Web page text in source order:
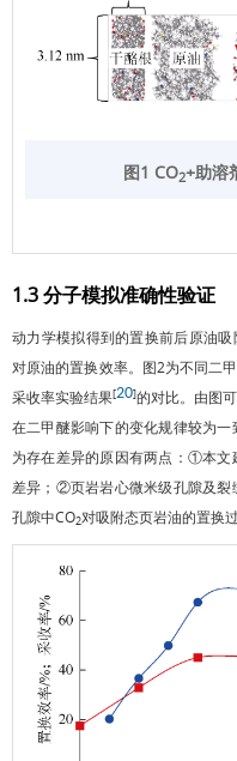
图1 CO2+助溶
1.3 分子模拟准确性验证
动力学模拟得到的置换前后原油
对原油的置换效率。 图2为不同二
采收率实验结果[20]的对比。由图
在二甲醚影响下的变化规律较为
为存在差异的原因有两点：①本文
差异；②页岩岩心微米级孔隙及裂
孔隙中CO2对吸附态页岩油的置换过